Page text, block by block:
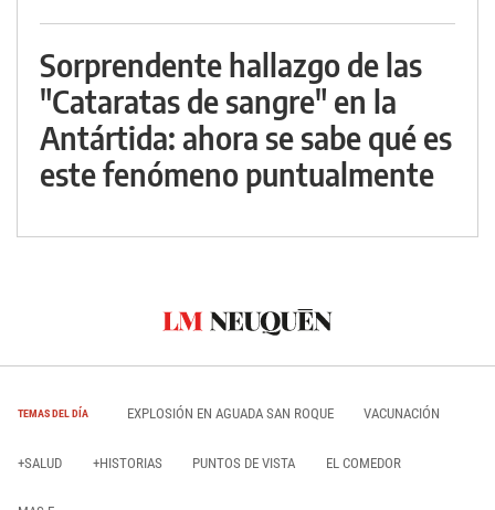
Sorprendente hallazgo de las
"Cataratas de sangre" en la
Antártida: ahora se sabe qué es
este fenómeno puntualmente
TEMAS DEL DÍA EXPLOSIÓN EN AGUADA SAN ROQUE VACUNACIÓN
+SALUD +HISTORIAS PUNTOS DE VISTA EL COMEDOR